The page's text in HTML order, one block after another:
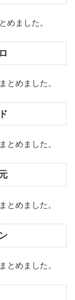
めました。
とめました。
とめました。
とめました。
とめました。